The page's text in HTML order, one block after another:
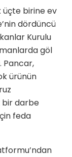
üçte birine ev
dördüncü
Kurulu
göl
Pancar,
ürünün
bir darbe
feda